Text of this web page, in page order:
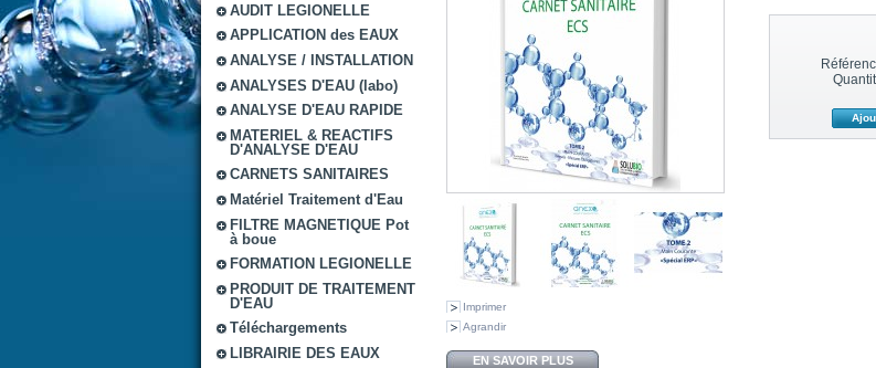
AUDIT LEGIONELLE
APPLICATION des EAUX
ANALYSE / INSTALLATION
ANALYSES D'EAU (labo)
ANALYSE D'EAU RAPIDE
MATERIEL & REACTIFS
D'ANALYSE D'EAU
CARNETS SANITAIRES
Matériel Traitement d'Eau
FILTRE MAGNETIQUE Pot
à boue
FORMATION LEGIONELLE
PRODUIT DE TRAITEMENT
D'EAU
Téléchargements
LIBRAIRIE DES EAUX
Imprimer
Agrandir
EN SAVOIR PLUS